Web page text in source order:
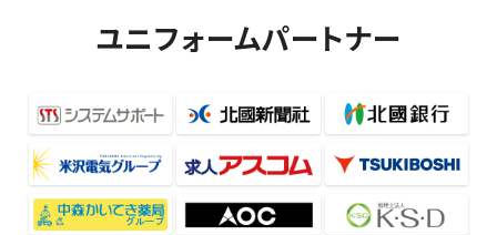
ユニフォームパートナー